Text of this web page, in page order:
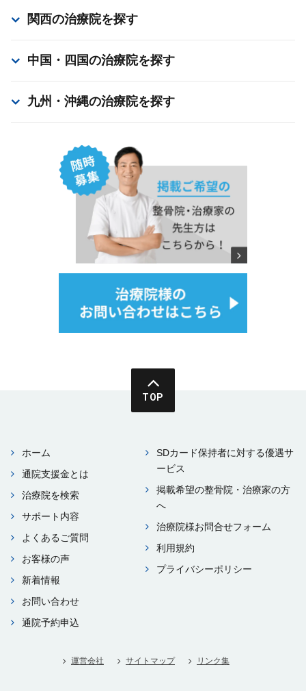
関西の治療院を探す
中国・四国の治療院を探す
九州・沖縄の治療院を探す
TOP
ホーム
通院⽀援⾦とは
治療院を検索
サポート内容
よくあるご質問
お客様の声
新着情報
お問い合わせ
通院予約申込
SDカード保持者に対する優遇サ
ービス
掲載希望の整⾻院・治療家の⽅
へ
治療院様お問合せフォーム
利⽤規約
プライバシーポリシー
運営会社 サイトマップ リンク集